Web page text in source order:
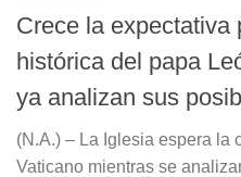
Crece la expectativa
histórica del papa
ya analizan sus
(N.A.) – La Iglesia espera la
Vaticano mientras se